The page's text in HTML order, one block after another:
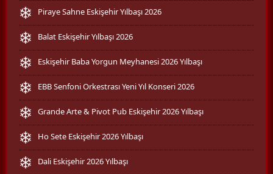
Piraye Sahne Eskişehir Yılbaşı 2026
Balat Eskişehir Yılbaşı 2026
Eskişehir Baba Yorgun Meyhanesi 2026 Yılbaşı
EBB Senfoni Orkestrası Yeni Yıl Konseri 2026
Grande Arte & Pivot Pub Eskişehir 2026 Yılbaşı
Ho Sete Eskişehir 2026 Yılbaşı
Dali Eskişehir 2026 Yılbaşı